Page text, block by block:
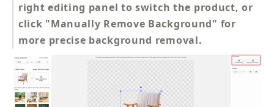
right editing panel to switch the product, or
click "Manually Remove Background" for
more precise background removal.